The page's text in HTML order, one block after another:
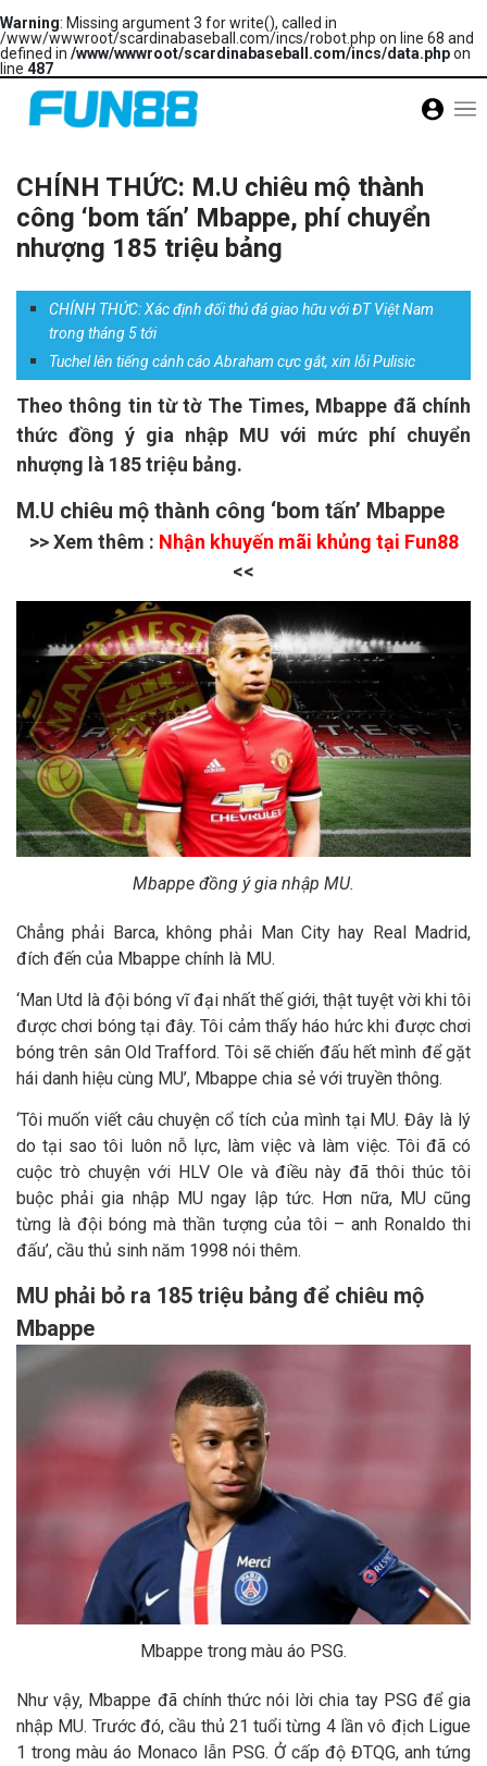
Warning: Missing argument 3 for write(), called in
/www/wwwroot/scardinabaseball.com/incs/robot.php on line 68 and
defined in /www/wwwroot/scardinabaseball.com/incs/data.phpon
line 487
CHÍNH THỨC: M.U chiêu mộ thành
công ‘bom tấn’ Mbappe, phí chuyển
nhượng 185 triệu bảng
CHÍNH THỨC: Xác định đối thủ đá giao hữu với ĐT Việt Nam
trong tháng 5 tới
Tuchel lên tiếng cảnh cáo Abraham cực gắt, xin lỗi Pulisic
Theo thông tin từ tờ The Times, Mbappe đã chính
thức đồng ý gia nhập MU với mức phí chuyển
nhượng là 185 triệu bảng.
M.U chiêu mộ thành công ‘bom tấn’ Mbappe
>> Xem thêm : Nhận khuyến mãi khủng tại Fun88
<<
Mbappe đồng ý gia nhập MU.
Chẳng phải Barca, không phải Man City hay Real Madrid,
đích đến của Mbappe chính là MU.
‘Man Utd là đội bóng vĩ đại nhất thế giới, thật tuyệt vời khi tôi
được chơi bóng tại đây. Tôi cảm thấy háo hức khi được chơi
bóng trên sân Old Trafford. Tôi sẽ chiến đấu hết mình để gặt
hái danh hiệu cùng MU’, Mbappe chia sẻ với truyền thông.
‘Tôi muốn viết câu chuyện cổ tích của mình tại MU. Đây là lý
do tại sao tôi luôn nỗ lực, làm việc và làm việc. Tôi đã có
cuộc trò chuyện với HLV Ole và điều này đã thôi thúc tôi
buộc phải gia nhập MU ngay lập tức. Hơn nữa, MU cũng
từng là đội bóng mà thần tượng của tôi – anh Ronaldo thi
đấu’, cầu thủ sinh năm 1998 nói thêm.
MU phải bỏ ra 185 triệu bảng để chiêu mộ
Mbappe
Mbappe trong màu áo PSG.
Như vậy, Mbappe đã chính thức nói lời chia tay PSG để gia
nhập MU. Trước đó, cầu thủ 21 tuổi từng 4 lần vô địch Ligue
1 trong màu áo Monaco lẫn PSG. Ở cấp độ ĐTQG, anh tứng